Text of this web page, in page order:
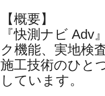
【概要】
『快測ナビ
ク機能、実地検
施工技術のひと
しています。